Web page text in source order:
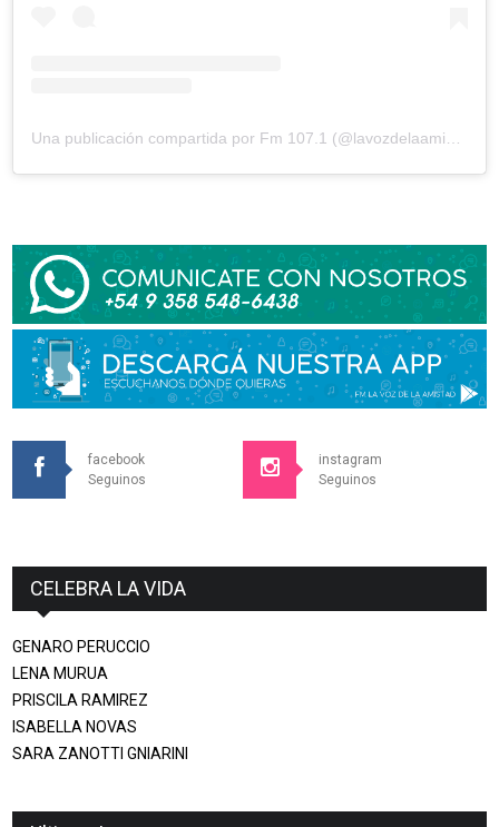
facebook
Seguinos
instagram
Seguinos
CELEBRA LA VIDA
GENARO PERUCCIO
LENA MURUA
PRISCILA RAMIREZ
ISABELLA NOVAS
SARA ZANOTTI GNIARINI